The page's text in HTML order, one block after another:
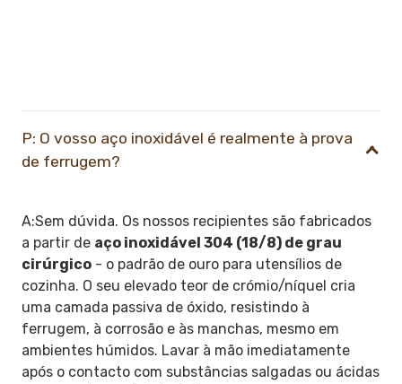
P: O vosso aço inoxidável é realmente à prova
de ferrugem?
A:Sem dúvida. Os nossos recipientes são fabricados
a partir de aço inoxidável 304 (18/8) de grau
cirúrgico - o padrão de ouro para utensílios de
cozinha. O seu elevado teor de crómio/níquel cria
uma camada passiva de óxido, resistindo à
ferrugem, à corrosão e às manchas, mesmo em
ambientes húmidos. Lavar à mão imediatamente
após o contacto com substâncias salgadas ou ácidas